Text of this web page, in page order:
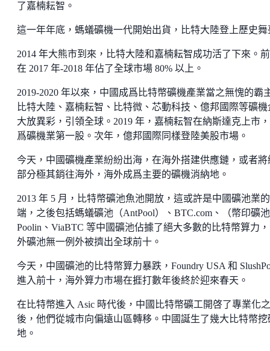
了嘉楠耘智。
這一年年底，螞蟻礦機一代開始出貨，比特大陸登上歷史舞
2014 年大熊市到來，比特大陸和嘉楠耘智成功活了下來。
在 2017 年-2018 年佔了全球市場 80% 以上。
2019-2020 年以來，中國成爲比特幣礦機產業當之無愧的霸
比特大陸、嘉楠耘智、比特微、芯動科技、億邦國際等礦機
大放異彩，引領全球。2019 年，嘉楠耘智在納斯達克上市
爲礦機業第一股。次年，億邦國際同樣登陸美股市場。
今天，中國礦機產業紛紛出海，在海外搭建供應鏈，或者將
部分極其銷往海外，海外成爲主要的礦機消納地。
2013 年 5 月，比特幣礦池魚池開放，這或許是中國礦池業
端，之後包括螞蟻礦池（AntPool）、BTC.com、（幣印礦
Poolin、ViaBTC 等中國礦池佔據了絕大多數的比特幣算力
外礦池無一例外被擠出全球前十。
今天，中國礦池的比特幣算力暴跌，Foundry USA 和
進入前十，海外算力市場在捱打數年後終於迎來春天。
在比特幣進入 Asic 時代後，中國比特幣礦工開啓了專業化之
後，他們從城市向偏遠山區轉移。中國誕生了幾大比特幣挖
地。